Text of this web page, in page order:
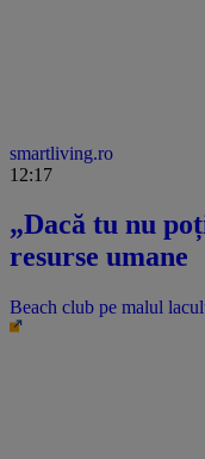
smartliving.ro
12:17
„Dacă tu nu
resurse umane
Beach club pe malul